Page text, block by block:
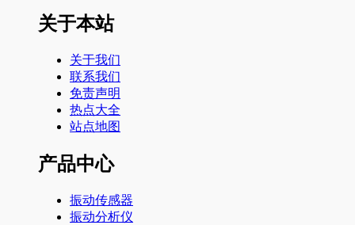
关于本站
关于我们
联系我们
免责声明
热点大全
站点地图
产品中心
振动传感器
振动分析仪